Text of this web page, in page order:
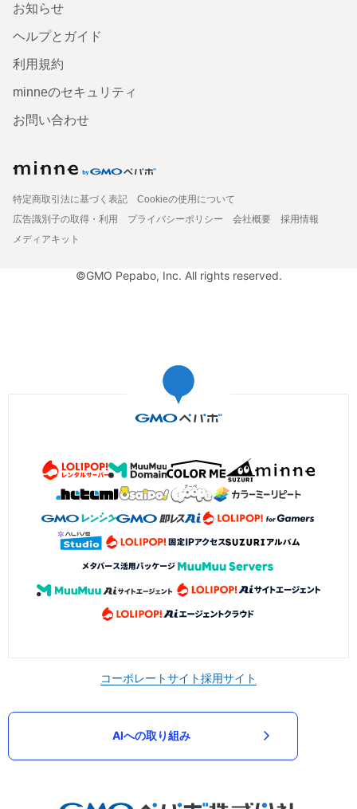
お知らせ
ヘルプとガイド
利用規約
minneのセキュリティ
お問い合わせ
特定商取引法に基づく表記
Cookieの使用について
広告識別子の取得・利用
プライバシーポリシー 会社概要
採用情報
メディアキット
©GMO Pepabo, Inc. All rights reserved.
コーポレートサイト採用サイト
AIへの取り組み